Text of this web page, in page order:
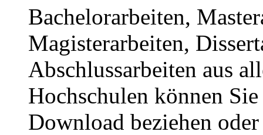
Bachelorarbeiten,
Magisterarbeiten,
Abschlussarbeiten aus
Hochschulen können
Download beziehen